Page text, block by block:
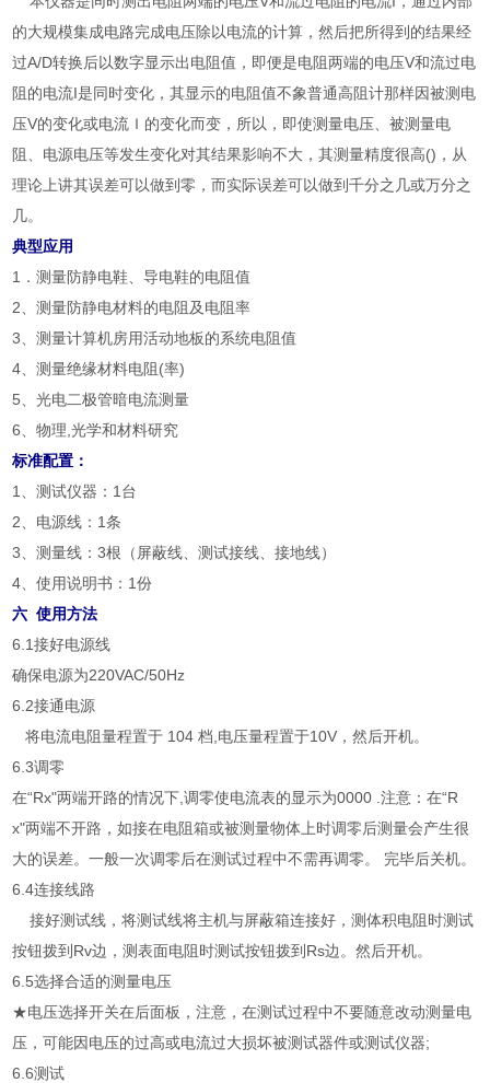
的大规模集成电路完成电压除以电流的计算，然后把所得到的结果经
过A/D转换后以数字显示出电阻值，即便是电阻两端的电压V和流过电
阻的电流I是同时变化，其显示的电阻值不象普通高阻计那样因被测电
压V的变化或电流Ｉ的变化而变，所以，即使测量电压、被测量电
阻、电源电压等发生变化对其结果影响不大，其测量精度很高()，从
理论上讲其误差可以做到零，而实际误差可以做到千分之几或万分之
几。
典型应用
1．测量防静电鞋、导电鞋的电阻值
2、测量防静电材料的电阻及电阻率
3、测量计算机房用活动地板的系统电阻值
4、测量绝缘材料电阻(率)
5、光电二极管暗电流测量
6、物理,光学和材料研究
标准配置：
1、测试仪器：1台
2、电源线：1条
3、测量线：3根（屏蔽线、测试接线、接地线）
4、使用说明书：1份
六 使用方法
6.1接好电源线
确保电源为220VAC/50Hz
6.2接通电源
将电流电阻量程置于 104 档,电压量程置于10V，然后开机。
6.3调零
在“Rx"两端开路的情况下,调零使电流表的显示为0000 .注意：在“R
x"两端不开路，如接在电阻箱或被测量物体上时调零后测量会产生很
大的误差。一般一次调零后在测试过程中不需再调零。 完毕后关机。
6.4连接线路
接好测试线，将测试线将主机与屏蔽箱连接好，测体积电阻时测试
按钮拨到Rv边，测表面电阻时测试按钮拨到Rs边。然后开机。
6.5选择合适的测量电压
★电压选择开关在后面板，注意，在测试过程中不要随意改动测量电
压，可能因电压的过高或电流过大损坏被测试器件或测试仪器;
6.6测试